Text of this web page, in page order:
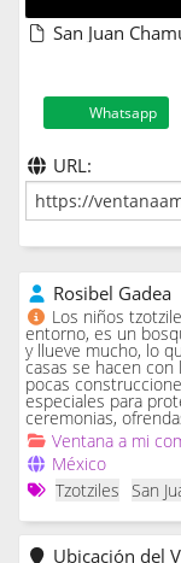
San Juan
Whatsapp
URL:
Rosibel Gadea
Los niños
entorno, es un
y llueve mucho, lo
casas se hacen con
pocas
especiales para
ceremonias,
Ventana a mi
México
Tzotziles
San
Ubicación del